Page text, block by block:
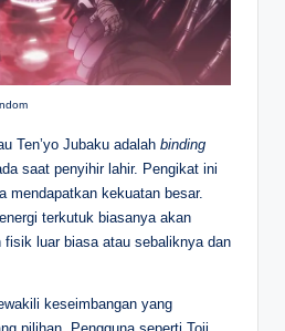
Ten’yo Jubaku adalah binding
saat penyihir lahir. Pengikat ini
mendapatkan kekuatan besar.
terkutuk biasanya akan
fisik luar biasa atau sebaliknya dan
keseimbangan yang